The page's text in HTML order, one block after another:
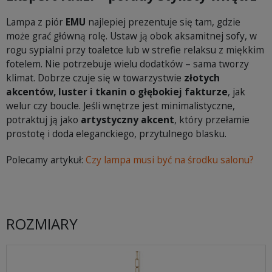
Lampa z piór EMU najlepiej prezentuje się tam, gdzie
może grać główną rolę. Ustaw ją obok aksamitnej sofy, w
rogu sypialni przy toaletce lub w strefie relaksu z miękkim
fotelem. Nie potrzebuje wielu dodatków – sama tworzy
klimat. Dobrze czuje się w towarzystwie złotych
akcentów, luster i tkanin o głębokiej fakturze, jak
welur czy boucle. Jeśli wnętrze jest minimalistyczne,
potraktuj ją jako artystyczny akcent, który przełamie
prostotę i doda eleganckiego, przytulnego blasku.
Polecamy artykuł: Czy lampa musi być na środku salonu?
ROZMIARY